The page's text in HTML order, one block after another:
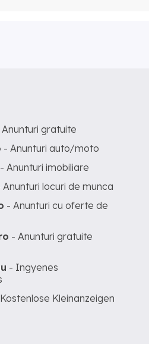
Anunturi gratuite
- Anunturi auto/moto
- Anunturi imobiliare
Anunturi locuri de munca
- Anunturi cu oferte de
- Anunturi gratuite
- Ingyenes
Kleinanzeigen